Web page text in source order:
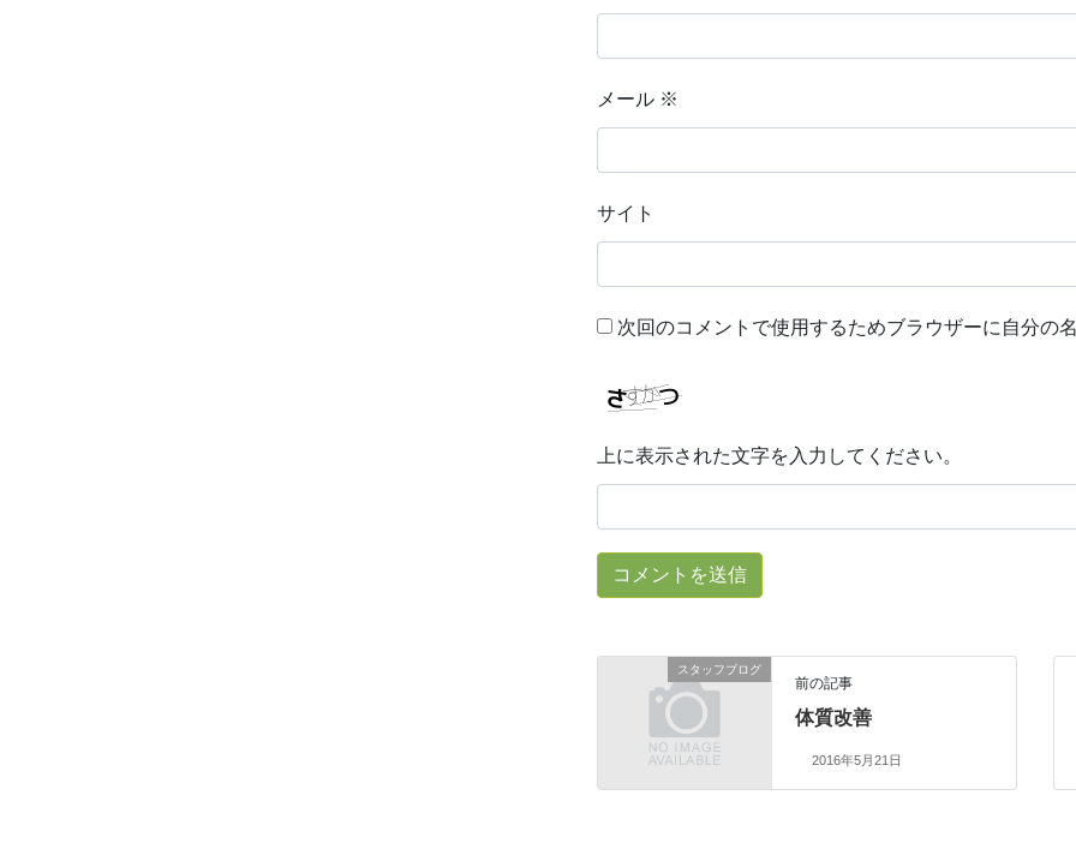
メール ※
サイト
次回のコメントで使用するためブラウザーに自分の
上に表示された文字を入力してください。
スタッフブログ
前の記事
体質改善
2016年5月21日